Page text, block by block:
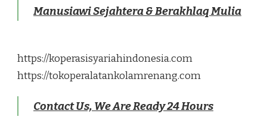
Manusiawi Sejahtera & Berakhlaq Mulia
https://koperasisyariahindonesia.com
https://tokoperalatankolamrenang.com
Contact Us, We Are Ready 24 Hours